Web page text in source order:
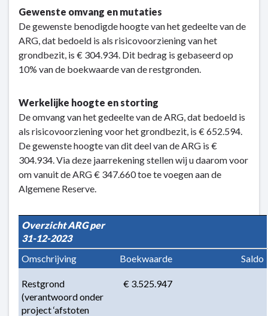
Gewenste omvang en mutaties
De gewenste benodigde hoogte van het gedeelte van de
ARG, dat bedoeld is als risicovoorziening van het
grondbezit, is € 304.934. Dit bedrag is gebaseerd op
10% van de boekwaarde van de restgronden.
Werkelijke hoogte en storting
De omvang van het gedeelte van de ARG, dat bedoeld is
als risicovoorziening voor het grondbezit, is € 652.594.
De gewenste hoogte van dit deel van de ARG is €
304.934. Via deze jaarrekening stellen wij u daarom voor
om vanuit de ARG € 347.660 toe te voegen aan de
Algemene Reserve.
Overzicht ARG per
31-12-2023
Omschrijving
Boekwaarde Saldo
Restgrond
(verantwoord onder
project ‘afstoten
€ 3.525.947